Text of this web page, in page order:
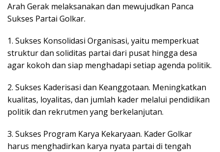
Arah Gerak melaksanakan dan mewujudkan Panca
Sukses Partai Golkar.
1. Sukses Konsolidasi Organisasi, yaitu memperkuat
struktur dan soliditas partai dari pusat hingga desa
agar kokoh dan siap menghadapi setiap agenda politik.
2. Sukses Kaderisasi dan Keanggotaan. Meningkatkan
kualitas, loyalitas, dan jumlah kader melalui pendidikan
politik dan rekrutmen yang berkelanjutan.
3. Sukses Program Karya Kekaryaan. Kader Golkar
harus menghadirkan karya nyata partai di tengah